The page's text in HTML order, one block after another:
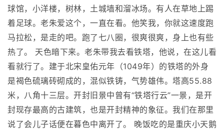
球馆，小洋楼，树林，土城墙和溜冰场。有人在草地上踢
着足球。老朱爱这个，一直在看。他笑我，你就这速度跑
马拉松，是走的吧。跑了七八圈，很爽很爽，身上也有些
热了。 天色暗下来。老朱带我去看铁塔，他说，在这儿看
看就行了。建于北宋皇佑元年（1049年）的铁塔的外身
是褐色硫璃砖砌成的，混似铁铸，气势雄伟。塔高55.88
米，八角十三层。开封旧景中曾有“铁塔行云”一景，是开
封现存最高的古建筑，也是开封精神的象征。我们在那里
说了会儿子话便在暮色中离开了。 晚饭吃的是重庆小天鹅